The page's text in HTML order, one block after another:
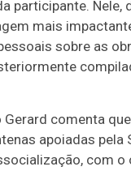
participante. Nele,
mais
sobre as
comenta
apoiadas pela
com